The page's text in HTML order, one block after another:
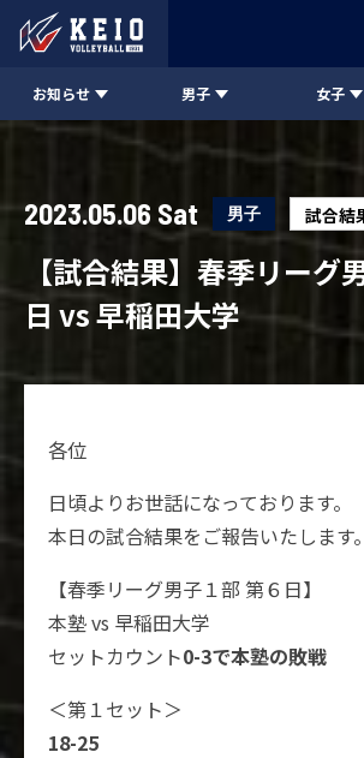
お知らせ 男子 女子
2023.05.06 Sat 男子 試合結
【試合結果】春季リーグ
日 vs 早稲田大学
各位
日頃よりお世話になっております。
本日の試合結果をご報告いたします。
【春季リーグ男子１部 第６日】
本塾 vs 早稲田大学
セットカウント0-3で本塾の敗戦
＜第１セット＞
18-25